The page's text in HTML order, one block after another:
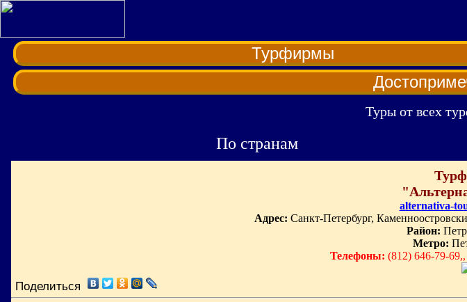
Турфирмы
Туры от всех
По странам
alternativa-
Адрес: Санкт-Петербург,
Район:
Метро:
Телефоны: (812) 646-79-
Поделиться